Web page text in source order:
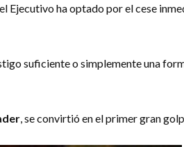
Ejecutivo ha optado por el cese
suficiente o simplemente una
, se convirtió en el primer gran